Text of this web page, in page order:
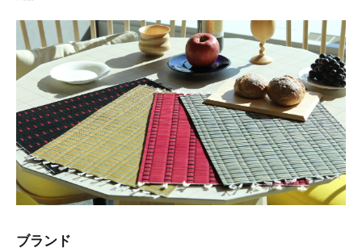
ブランド